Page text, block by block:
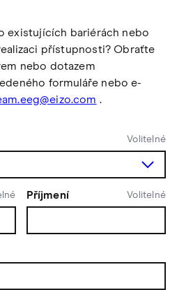
existujících bariérách nebo
přístupnosti? Obraťte
nebo dotazem
formuláře nebo e-
.
Volitelné
Příjmení Volitelné